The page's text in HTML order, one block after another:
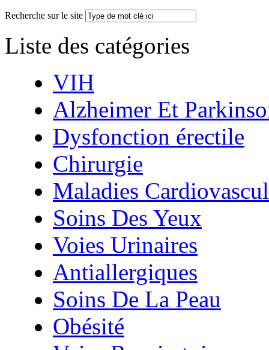
Recherche sur le site
Liste des catégories
VIH
Alzheimer Et
Dysfonction érectile
Chirurgie
Maladies
Soins Des Yeux
Voies Urinaires
Antiallergiques
Soins De La Peau
Obésité